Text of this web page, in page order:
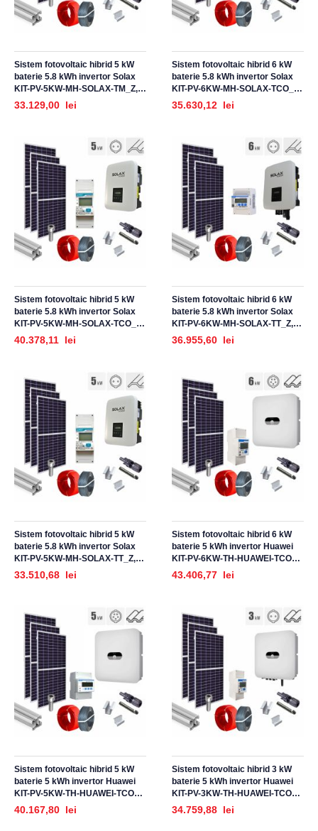
Sistem fotovoltaic hibrid 5 kW
baterie 5.8 kWh invertor Solax
KIT-PV-5KW-MH-SOLAX-TM_Z,
monofazat, cu montaj, prindere
pentru acoperis tigla metalica
33.129,00 lei
Sistem fotovoltaic hibrid 6 kW
baterie 5.8 kWh invertor Solax
KIT-PV-6KW-MH-SOLAX-TCO_Z,
monofazat, cu montaj, prindere
pentru acoperis tigla ceramica
35.630,12 lei
Sistem fotovoltaic hibrid 5 kW
baterie 5.8 kWh invertor Solax
KIT-PV-5KW-MH-SOLAX-TCO_Z,
monofazat, cu montaj, prindere
pentru acoperis tigla ceramica
40.378,11 lei
Sistem fotovoltaic hibrid 6 kW
baterie 5.8 kWh invertor Solax
KIT-PV-6KW-MH-SOLAX-TT_Z,
monofazat, cu montaj, prindere
pentru acoperis panouri
36.955,60 lei
Sistem fotovoltaic hibrid 5 kW
baterie 5.8 kWh invertor Solax
KIT-PV-5KW-MH-SOLAX-TT_Z,
monofazat, cu montaj, prindere
pentru acoperis panouri
33.510,68 lei
Sistem fotovoltaic hibrid 6 kW
baterie 5 kWh invertor Huawei
KIT-PV-6KW-TH-HUAWEI-TCO_Z,
trifazat, cu montaj, prindere
pentru acoperis tigla ceramica
43.406,77 lei
Sistem fotovoltaic hibrid 5 kW
baterie 5 kWh invertor Huawei
KIT-PV-5KW-TH-HUAWEI-TCO_Z,
trifazat, cu montaj, prindere
pentru acoperis tigla ceramica
40.167,80 lei
Sistem fotovoltaic hibrid 3 kW
baterie 5 kWh invertor Huawei
KIT-PV-3KW-TH-HUAWEI-TCO_Z,
trifazat, cu montaj, prindere
pentru acoperis tigla ceramica
34.759,88 lei